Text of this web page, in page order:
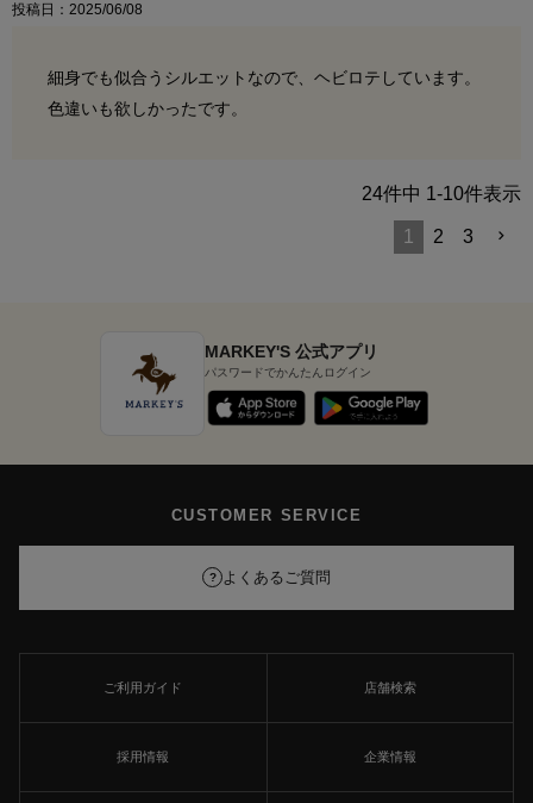
投稿日 2025/06/08
細身でも似合うシルエットなので、ヘビロテしています。
色違いも欲しかったです。
24件中 1-10件表示
1 2 3
MARKEY'S 公式アプリ
パスワードでかんたんログイン
CUSTOMER SERVICE
? よくあるご質問
ご利用ガイド 店舗検索
採用情報 企業情報